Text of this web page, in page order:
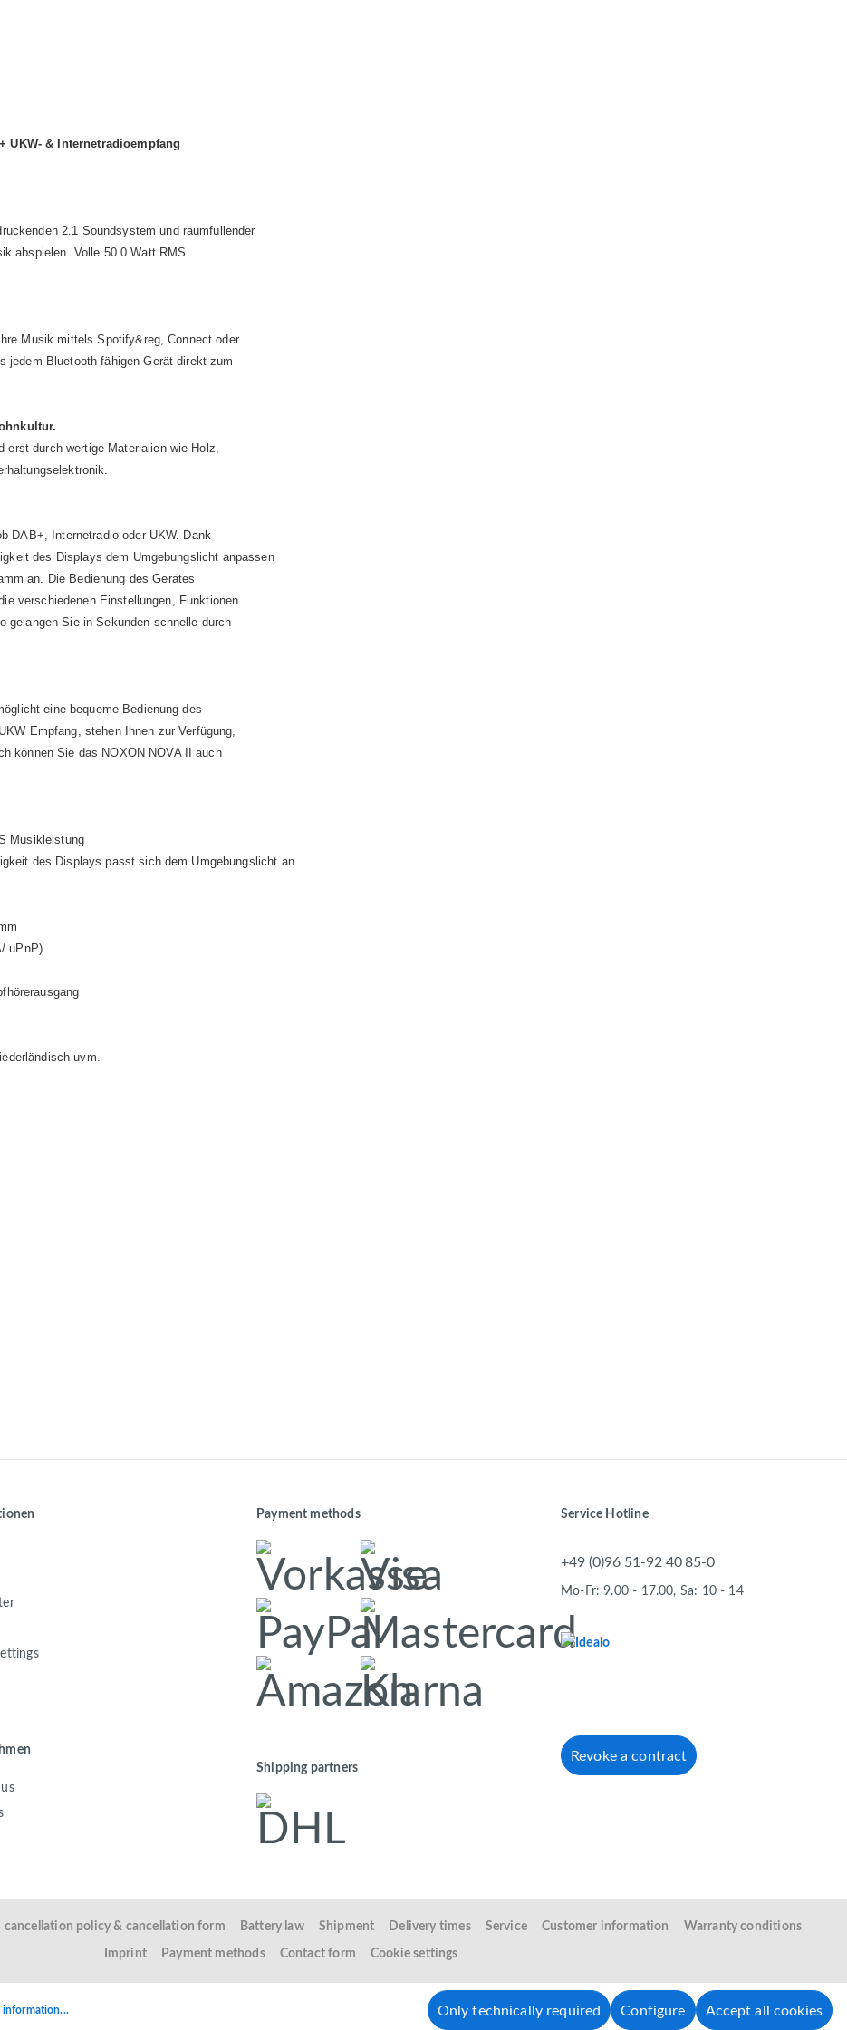
UKW- & Internetradioempfang
2.1 Soundsystem und raumfüllender
abspielen. Volle 50.0 Watt RMS
Musik mittels Spotify&reg, Connect oder
jedem Bluetooth fähigen Gerät direkt zum
erst durch wertige Materialien wie Holz,
DAB+, Internetradio oder UKW. Dank
des Displays dem Umgebungslicht anpassen
an. Die Bedienung des Gerätes
verschiedenen Einstellungen, Funktionen
gelangen Sie in Sekunden schnelle durch
eine bequeme Bedienung des
Empfang, stehen Ihnen zur Verfügung,
können Sie das NOXON NOVA II auch
Musikleistung
des Displays passt sich dem Umgebungslicht an
uPnP)
uvm.
Payment methods
Shipping partners
Service Hotline
+49 (0)96 51-92 40 85-0
Mo-Fr: 9.00 - 17.00, Sa: 10 - 14
Revoke a contract
cancellation policy & cancellation form Battery law Shipment Delivery times Service Customer information Warranty conditions
Imprint Payment methods Contact form Cookie settings
information... Only technically required Configure Accept all cookies